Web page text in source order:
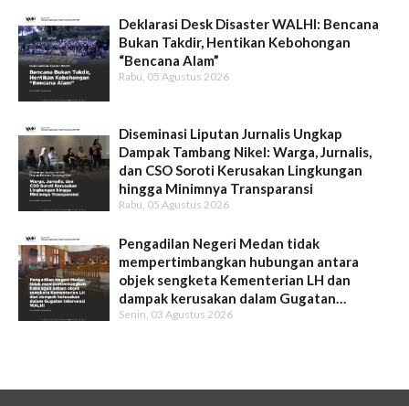
Deklarasi Desk Disaster WALHI: Bencana
Bukan Takdir, Hentikan Kebohongan
“Bencana Alam”
Rabu, 05 Agustus 2026
Diseminasi Liputan Jurnalis Ungkap
Dampak Tambang Nikel: Warga, Jurnalis,
dan CSO Soroti Kerusakan Lingkungan
hingga Minimnya Transparansi
Rabu, 05 Agustus 2026
Pengadilan Negeri Medan tidak
mempertimbangkan hubungan antara
objek sengketa Kementerian LH dan
dampak kerusakan dalam Gugatan
Intervensi WALHI
Senin, 03 Agustus 2026